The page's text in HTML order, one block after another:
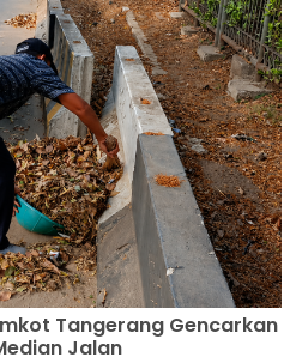
Tangerang Gencarkan
Jalan